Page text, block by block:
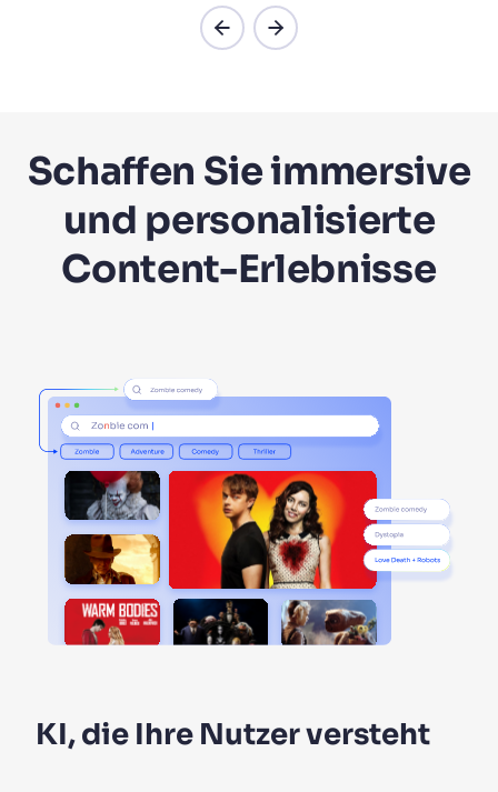
Schaffen Sie immersive
und personalisierte
Content-Erlebnisse
KI, die Ihre Nutzer versteht